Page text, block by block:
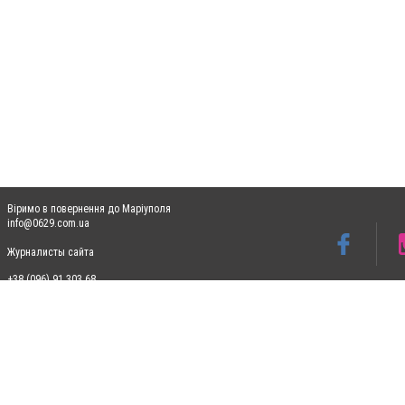
Віримо в повернення до Маріуполя
info@0629.com.ua
Журналисты сайта
+38 (096) 91 303 68